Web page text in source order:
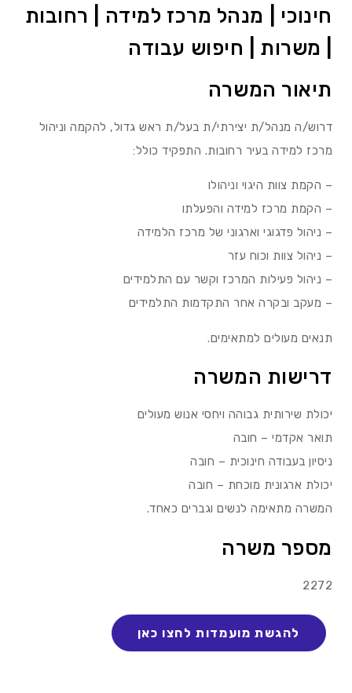
חינוכי | מנהל מרכז למידה | רחובות
| משרות | חיפוש עבודה
תיאור המשרה
דרוש/ה מנהל/ת יצירתי/ת בעל/ת ראש גדול, להקמה וניהול
מרכז למידה בעיר רחובות. התפקיד כולל:
– הקמת צוות היגוי וניהולו
– הקמת מרכז למידה והפעלתו
– ניהול פדגוגי וארגוני של מרכז הלמידה
– ניהול צוות וכוח עזר
– ניהול פעילות המרכז וקשר עם התלמידים
– מעקב ובקרה אחר התקדמות התלמידים
תנאים מעולים למתאימים.
דרישות המשרה
יכולת שירותית גבוהה ויחסי אנוש מעולים
תואר אקדמי – חובה
ניסיון בעבודה חינוכית – חובה
יכולת ארגונית מוכחת – חובה
המשרה מתאימה לנשים וגברים כאחד.
מספר משרה
2272